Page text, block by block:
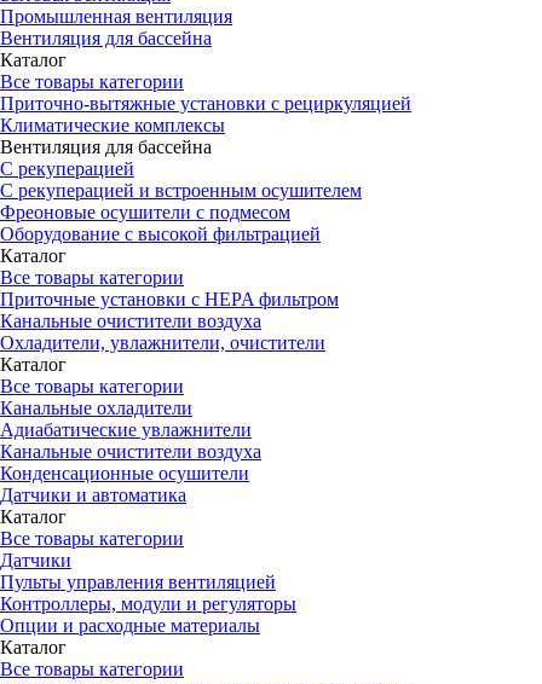
Промышленная вентиляция
Вентиляция для бассейна
Каталог
Все товары категории
Приточно-вытяжные установки с рециркуляцией
Климатические комплексы
Вентиляция для бассейна
С рекуперацией
С рекуперацией и встроенным осушителем
Фреоновые осушители с подмесом
Оборудование с высокой фильтрацией
Каталог
Все товары категории
Приточные установки c HEPA фильтром
Канальные очистители воздуха
Охладители, увлажнители, очистители
Каталог
Все товары категории
Канальные охладители
Адиабатические увлажнители
Канальные очистители воздуха
Конденсационные осушители
Датчики и автоматика
Каталог
Все товары категории
Датчики
Пульты управления вентиляцией
Контроллеры, модули и регуляторы
Опции и расходные материалы
Каталог
Все товары категории